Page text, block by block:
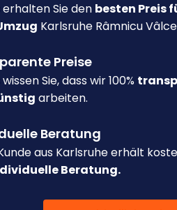
erhalten Sie den besten Preis
Karlsruhe Râmnicu
Preise
Sie, dass wir 100%
arbeiten.
Beratung
aus Karlsruhe erhält
Beratung.